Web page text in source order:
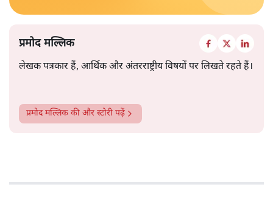
प्रमोद मल्लिक
लेखक पत्रकार हैं, आर्थिक और अंतरराष्ट्रीय विषयों पर लिखते रहते हैं।
प्रमोद मल्लिक की और स्टोरी पढ़ें